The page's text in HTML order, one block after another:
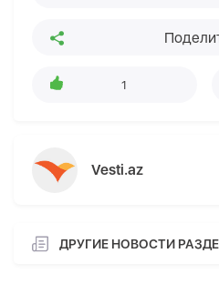
1
Vesti.az
ДРУГИЕ НОВОСТИ